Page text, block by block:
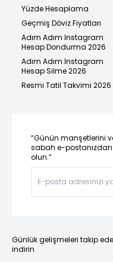
Yüzde Hesaplama
Geçmiş Döviz Fiyatları
Adım Adım Instagram
Hesap Dondurma 2026
Adım Adım Instagram
Hesap Silme 2026
Resmi Tatil Takvimi 2026
“Günün manşetlerini
sabah e-
olun.”
Günlük gelişmeleri takip
indirin